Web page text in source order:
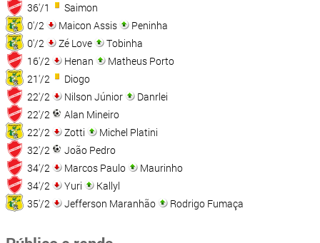
36'/1
Saimon
0'/2
Maicon Assis
Peninha
0'/2
Zé Love
Tobinha
16'/2
Henan
Matheus Porto
21'/2
Diogo
22'/2
Nilson Júnior
Danrlei
22'/2
Alan Mineiro
22'/2
Zotti
Michel Platini
32'/2
João Pedro
34'/2
Marcos Paulo
Maurinho
34'/2
Yuri
Kallyl
35'/2
Jefferson Maranhão Rodrigo Fumaça